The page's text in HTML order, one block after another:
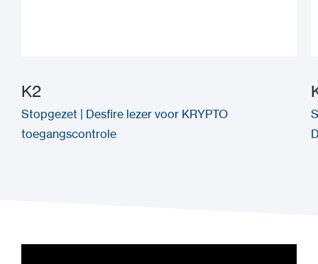
K2
Stopgezet | Desfire lezer voor KRYPTO
toegangscontrole